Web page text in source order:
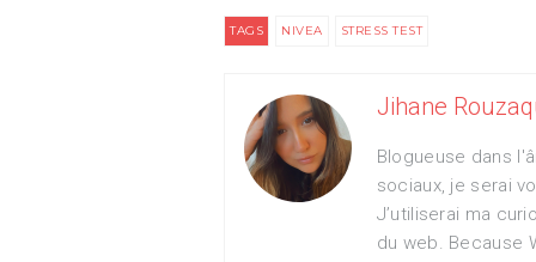
TAGS NIVEA STRESS TEST
Jihane
Blogueuse dans
sociaux, je serai
J’utiliserai ma
du web. Because